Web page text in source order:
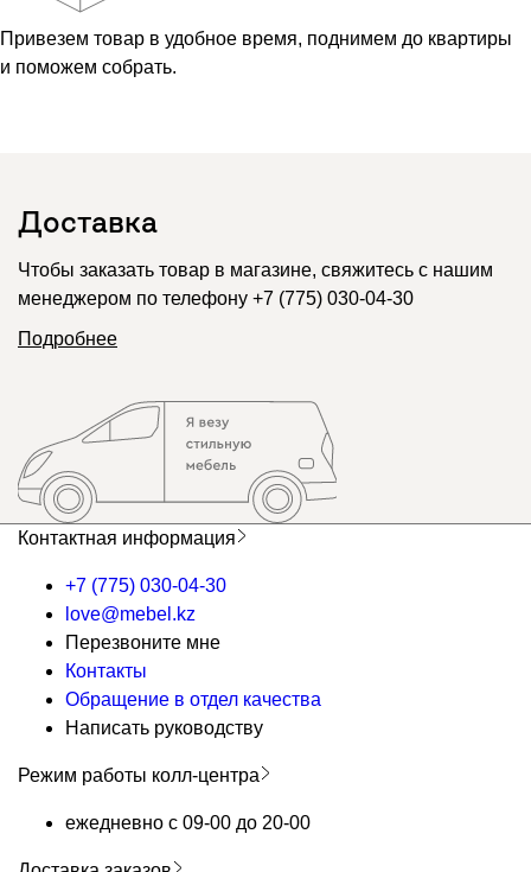
Привезем товар в удобное время, поднимем до квартиры
и поможем собрать.
Доставка
Чтобы заказать товар в магазине, свяжитесь с нашим
менеджером по телефону +7 (775) 030-04-30
Подробнее
Контактная информация
+7 (775) 030-04-30
love@mebel.kz
Перезвоните мне
Контакты
Обращение в отдел качества
Написать руководству
Режим работы колл-центра
ежедневно с 09-00 до 20-00